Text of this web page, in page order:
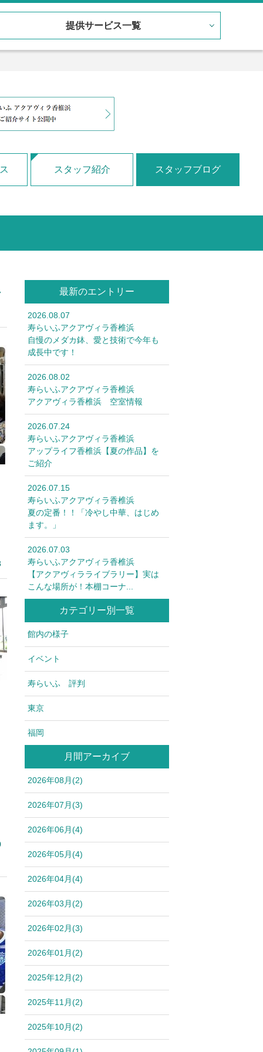
提供サービス一覧
スタッフ紹介 スタッフブログ
最新のエントリー
2026.08.07
寿らいふアクアヴィラ香椎浜
自慢のメダカ鉢、愛と技術で今年も
成長中です！
2026.08.02
寿らいふアクアヴィラ香椎浜
アクアヴィラ香椎浜 空室情報
2026.07.24
寿らいふアクアヴィラ香椎浜
アップライフ香椎浜【夏の作品】を
ご紹介
2026.07.15
寿らいふアクアヴィラ香椎浜
夏の定番！！「冷やし中華、はじめ
ます。」
2026.07.03
寿らいふアクアヴィラ香椎浜
【アクアヴィラライブラリー】実は
こんな場所が！本棚コーナ...
カテゴリー別一覧
館内の様子
イベント
寿らいふ 評判
東京
福岡
月間アーカイブ
2026年08月(2)
2026年07月(3)
2026年06月(4)
2026年05月(4)
2026年04月(4)
2026年03月(2)
2026年02月(3)
2026年01月(2)
2025年12月(2)
2025年11月(2)
2025年10月(2)